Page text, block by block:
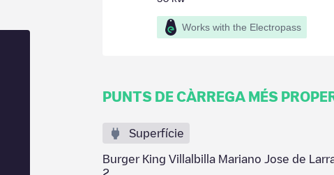
Works with the Electropass
PUNTS DE CÀRREGA MÉS
Superfície
Burger King Villalbilla Mariano Jose de